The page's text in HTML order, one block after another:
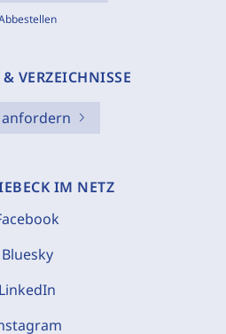
VERZEICHNISSE
anfordern
IM NETZ
Bluesky
LinkedIn